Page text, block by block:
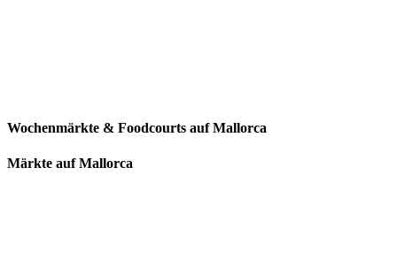
Wochenmärkte & Foodcourts auf Mallorca
Märkte auf Mallorca